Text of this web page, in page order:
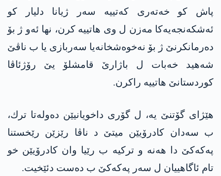
پاش كو خه‌ته‌ری كه‌تییه‌ سه‌ر ژیانا دلیار كو
ئه‌شكه‌نجه‌یه‌كا مه‌زن ل وی هاتییه‌ كرن، نها ئه‌و ژ بۆ
ده‌رمانكرنێ ژ بۆ نه‌خوه‌شخانه‌یا سه‌ربازی یا ب ناڤێ
شه‌هید خه‌بات ل باژارێ قامشلۆ یێ رۆژئاڤا
كوردستانێ هاتییه‌ راكرن.
هێژای گۆتنێ یه‌، ل گۆری داخویانیێن ده‌وله‌تا ترك،
ب سه‌دان كادرۆیێن میتێ د ناڤا رێزێن رێخستنا
په‌كه‌كێ دا هه‌نه‌ و تركیه‌ ب رێیا وان كادرۆیێن خو
تام ئاگاهییان ل سه‌ر په‌كه‌كێ ب ده‌ست دئێخیت.